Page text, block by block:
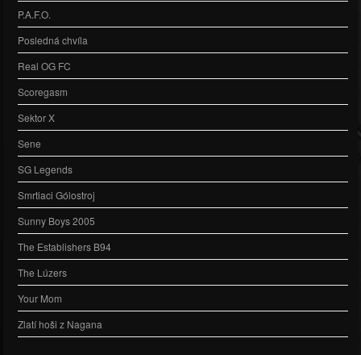
P.A.F.O.
Posledná chvíla
Real OG FC
Scoregasm
Sektor X
Sene
SG Legends
Smrtiaci Gólostroj
Sunny Boys 2005
The Establishers B94
The Lúzers
Your Mom
Zlatí hoši z Nagana